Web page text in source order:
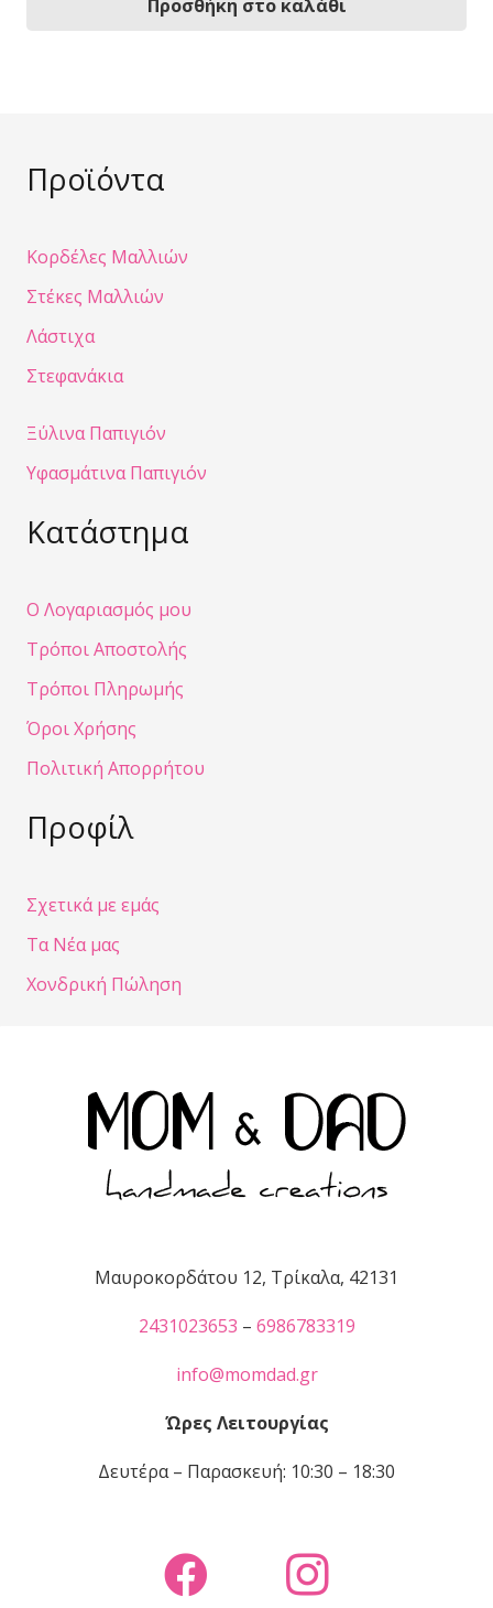
Προσθήκη στο καλάθι
Προϊόντα
Κορδέλες Μαλλιών
Στέκες Μαλλιών
Λάστιχα
Στεφανάκια
Ξύλινα Παπιγιόν
Υφασμάτινα Παπιγιόν
Κατάστημα
Ο Λογαριασμός μου
Τρόποι Αποστολής
Τρόποι Πληρωμής
Όροι Χρήσης
Πολιτική Απορρήτου
Προφίλ
Σχετικά με εμάς
Τα Νέα μας
Χονδρική Πώληση
Μαυροκορδάτου 12, Τρίκαλα, 42131
2431023653 – 6986783319
info@momdad.gr
Ώρες Λειτουργίας
Δευτέρα – Παρασκευή: 10:30 – 18:30